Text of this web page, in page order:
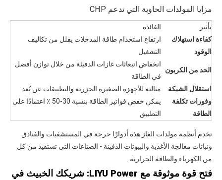
مزايا المولدات الحاوية التي تدعم CHP
تأثير
الفائدة
كفاءة استهلاك
الوقود
ارتفاع استخدام طاقة المدخلات يقلل من تكاليف
التشغيل
الحد من الكربون
انخفاض انبعاثات غازات الدفيئة من خلال توازن أفضل
في الطاقة
استقلال الشبكة
مثالية للأجهزة الصغيرة الجزرية والتطبيقات عن بُعد
وفورات تكلفة
الطاقة
يمكن خفض فواتير الطاقة بنسبة 30-50 ٪ اعتمادًا على
التطبيق
تخدم أنظمة مولدات الغاز هذه أدوارًا حرجة في المستشفيات والفنادق
ونباتات معالجة الأغذية والبيوتات الدفيئة - الصناعات التي تستفيد من كل
من الكهرباء والطاقة الحرارية.
فتح قوة موثوقة مع LIYU Power: شريكك الخبيث في